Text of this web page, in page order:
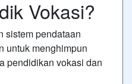
Vokasi?
sistem pendataan
untuk menghimpun
pendidikan vokasi dan